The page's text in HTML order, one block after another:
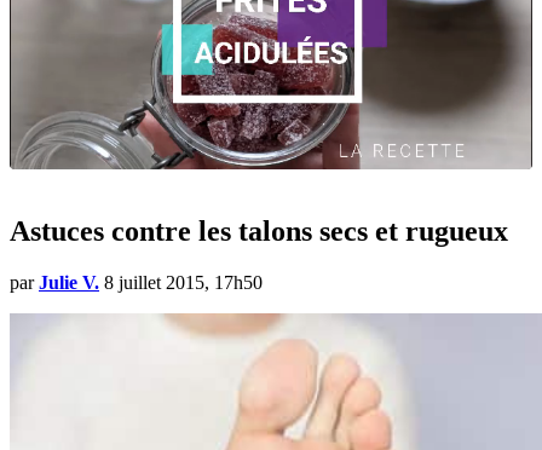
Astuces contre les talons secs et rugueux
par Julie V. 8 juillet 2015, 17h50